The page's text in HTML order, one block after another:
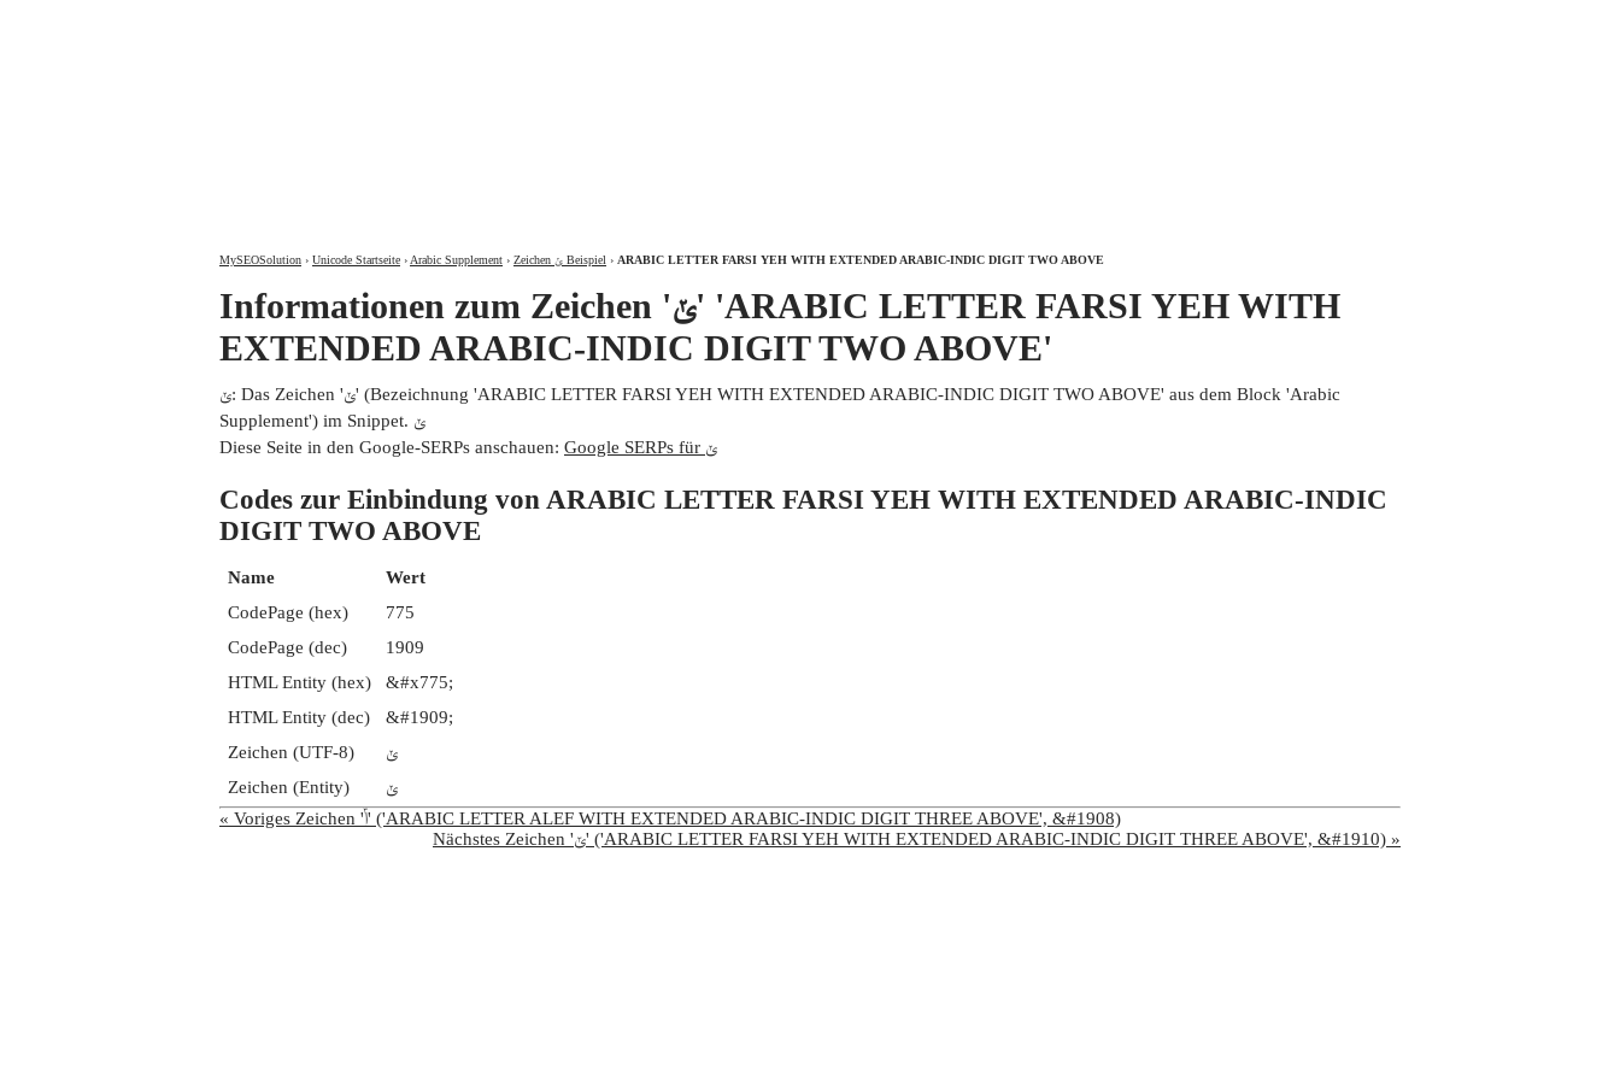
MySEOSolution › Unicode Startseite › Arabic Supplement › Zeichen ݵ Beispiel › ARABIC LETTER FARSI YEH WITH EXTENDED ARABIC-INDIC DIGIT TWO ABOVE
Informationen zum Zeichen 'ݵ' 'ARABIC LETTER FARSI YEH WITH
EXTENDED ARABIC-INDIC DIGIT TWO ABOVE'
ݵ: Das Zeichen 'ݵ' (Bezeichnung 'ARABIC LETTER FARSI YEH WITH EXTENDED ARABIC-INDIC DIGIT TWO ABOVE' aus dem Block 'Arabic
Supplement') im Snippet. ݵ
Diese Seite in den Google-SERPs anschauen:
Google SERPs für ݵ
Codes zur Einbindung von ARABIC LETTER FARSI YEH WITH EXTENDED ARABIC-INDIC
DIGIT TWO ABOVE
Name
Wert
CodePage (hex)
775
CodePage (dec)
1909
HTML Entity (hex)
&#x775;
HTML Entity (dec)
&#1909;
Zeichen (UTF-8)
ݵ
Zeichen (Entity)
ݵ
« Voriges Zeichen 'ݴ' ('ARABIC LETTER ALEF WITH EXTENDED ARABIC-INDIC DIGIT THREE ABOVE', &#1908)
Nächstes Zeichen 'ݶ' ('ARABIC LETTER FARSI YEH WITH EXTENDED ARABIC-INDIC DIGIT THREE ABOVE', &#1910) »